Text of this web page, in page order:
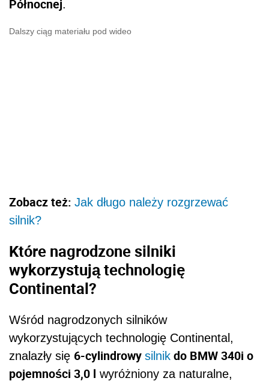
Północnej.
Dalszy ciąg materiału pod wideo
Zobacz też: Jak długo należy rozgrzewać
silnik?
Które nagrodzone silniki
wykorzystują technologię
Continental?
Wśród nagrodzonych silników
wykorzystujących technologię Continental,
znalazły się 6-cylindrowy silnik do BMW 340i o
pojemności 3,0 l wyróżniony za naturalne,